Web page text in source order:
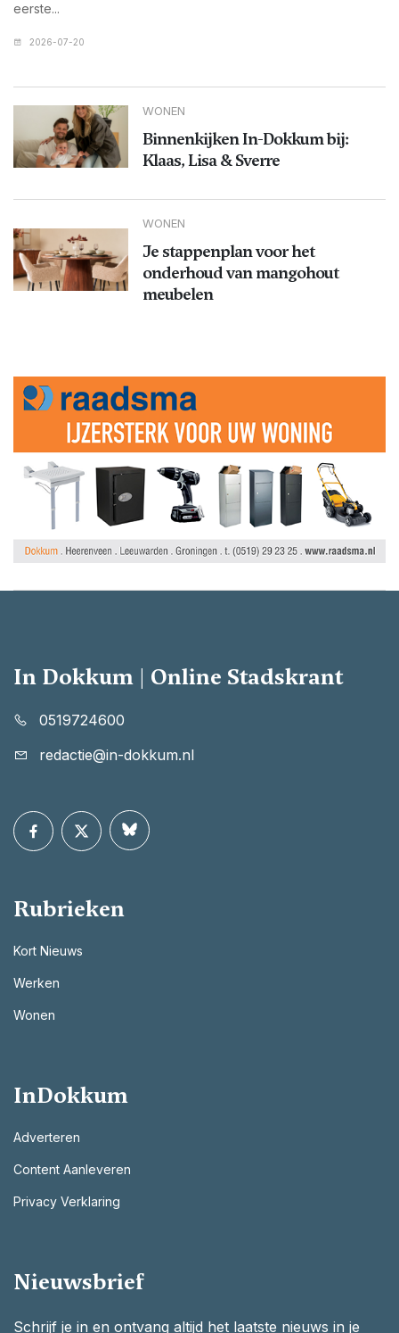
eerste...
2026-07-20
WONEN
Binnenkijken In-Dokkum bij:
Klaas, Lisa & Sverre
WONEN
Je stappenplan voor het
onderhoud van mangohout
meubelen
In Dokkum | Online Stadskrant
0519724600
redactie@in-dokkum.nl
Rubrieken
Kort Nieuws
Werken
Wonen
InDokkum
Adverteren
Content Aanleveren
Privacy Verklaring
Nieuwsbrief
Schrijf je in en ontvang altijd het laatste nieuws in je